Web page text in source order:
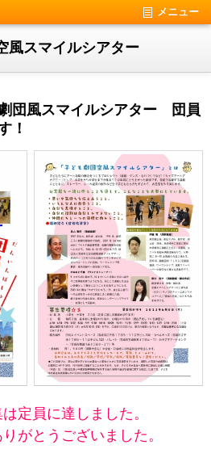
メニュー
風スマイルシアター
劇団風スマイルシアター 団員
！
定員に達しました。
がとうございました。